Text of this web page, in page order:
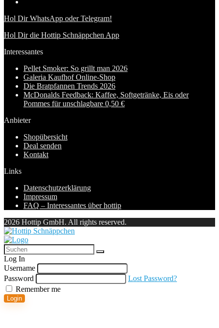
Hol Dir WhatsApp oder Telegram!
Hol Dir die Hottip Schnäppchen App
Interessantes
Pellet Smoker: So grillt man 2026
Galeria Kaufhof Online-Shop
Die Bratpfannen Trends 2026
McDonalds Feedback: Kaffee, Softgetränke, Eis oder
Pommes für unschlagbare 0,50 €
Anbieter
Shopübersicht
Deal senden
Kontakt
Links
Datenschutzerklärung
Impressum
FAQ – Interessantes über hottip
2026 Hottip GmbH. All rights reserved.
Log In
Username
Password
Lost Password?
Remember me
Login